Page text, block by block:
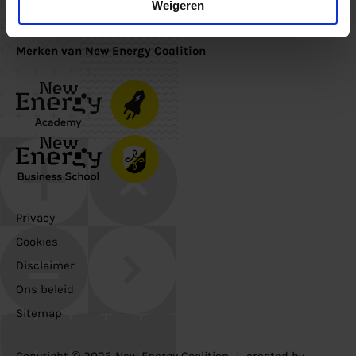
Weigeren
Merken van New Energy Coalition
Privacy
Cookies
Disclaimer
Ons beleid
Sitemap